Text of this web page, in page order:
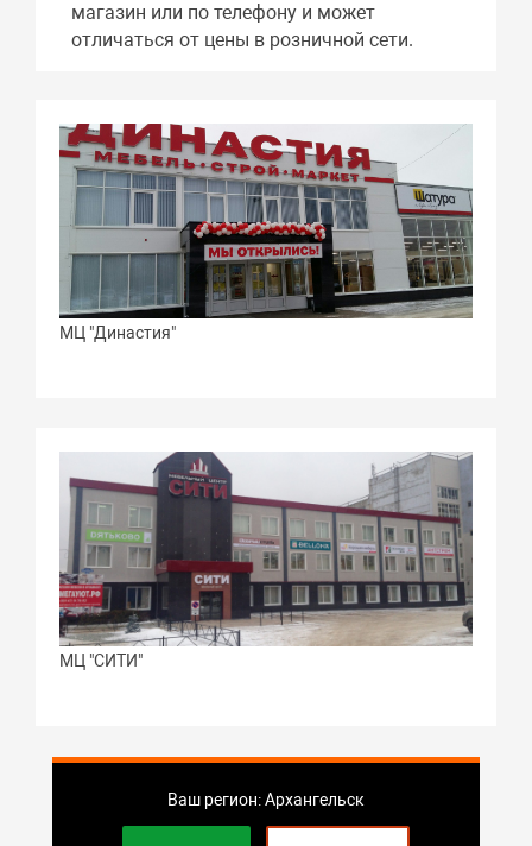
Ваш регион: Архангельск
магазин или по телефону и может
отличаться от цены в розничной сети.
МЦ "Династия"
МЦ "СИТИ"